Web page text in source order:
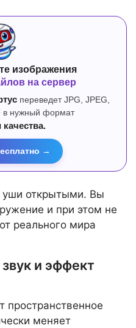
изображения
на сервер
переведет JPG, JPEG,
в нужный формат
качества.
→
уши открытыми. Вы
и при этом не
реального мира
и эффект
меняет